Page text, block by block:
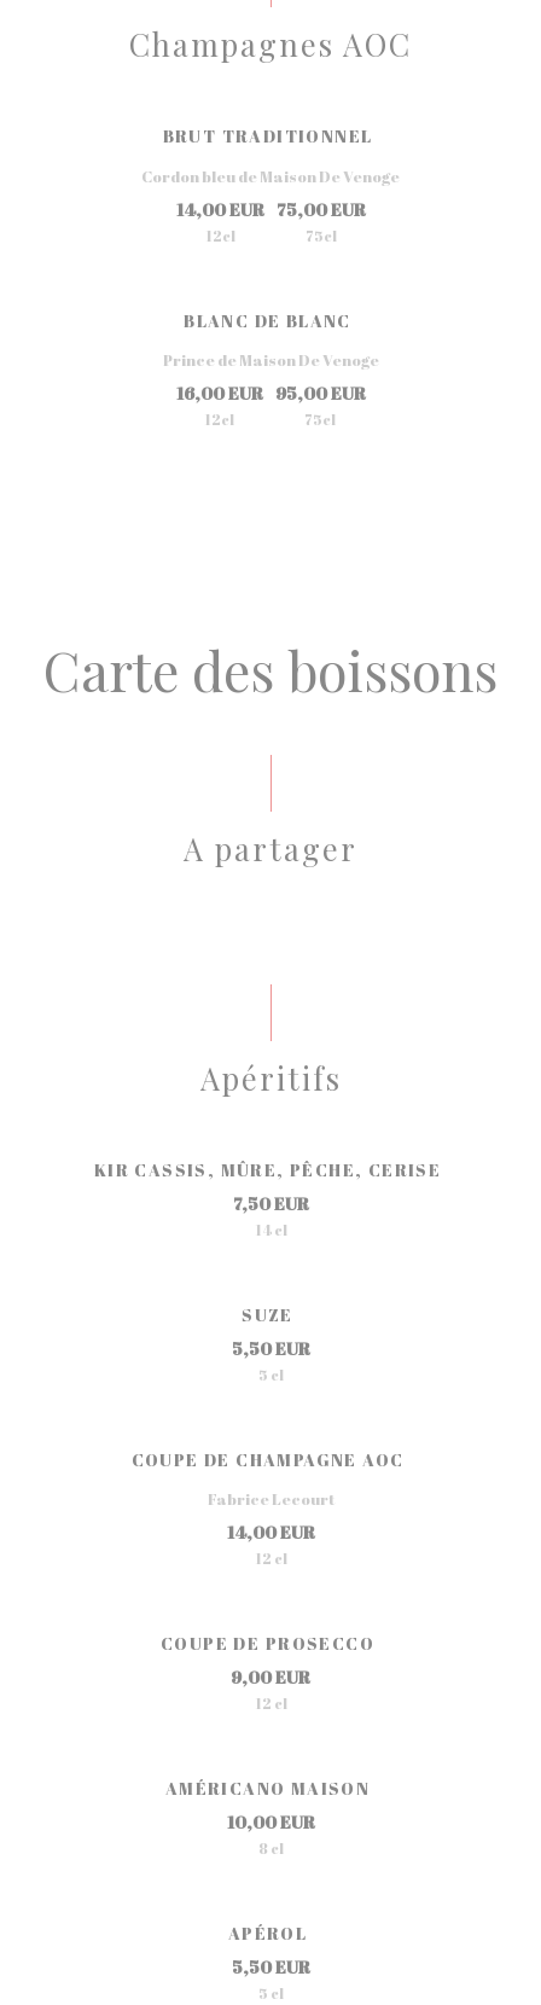
Champagnes AOC
BRUT TRADITIONNEL
Cordon bleu de Maison De Venoge
14,00 EUR
12cl
75,00 EUR
75cl
BLANC DE BLANC
Prince de Maison De Venoge
16,00 EUR
12cl
95,00 EUR
75cl
Carte des boissons
A partager
Apéritifs
KIR CASSIS, MÛRE, PÊCHE, CERISE
7,50 EUR
14 cl
SUZE
5,50 EUR
5 cl
COUPE DE CHAMPAGNE AOC
Fabrice Lecourt
14,00 EUR
12 cl
COUPE DE PROSECCO
9,00 EUR
12 cl
AMÉRICANO MAISON
10,00 EUR
8 cl
APÉROL
5,50 EUR
5 cl